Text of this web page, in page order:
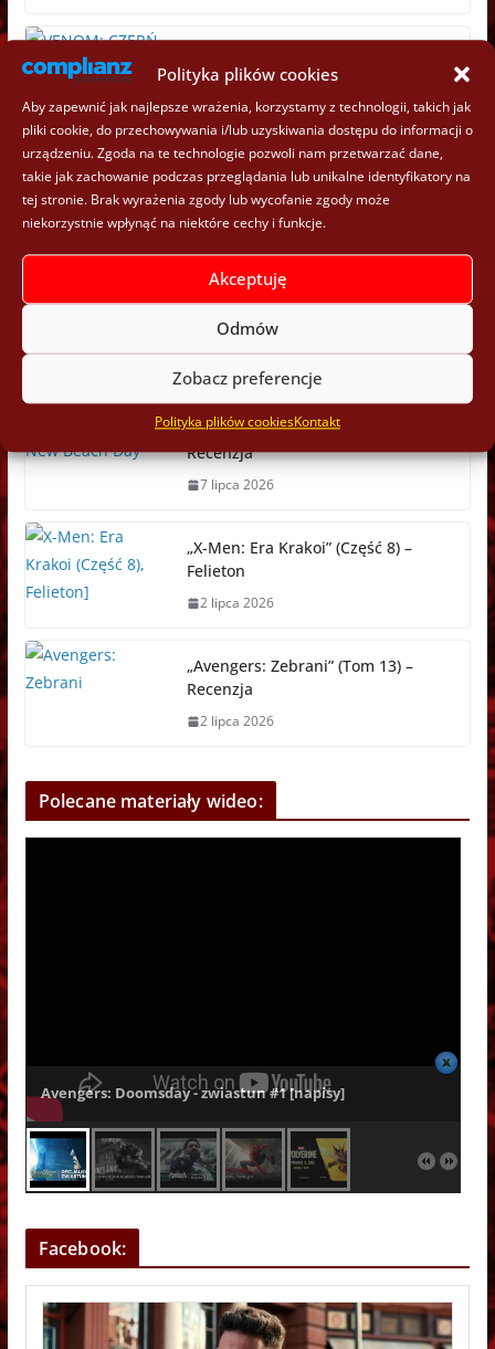
Polityka plików cookies
Aby zapewnić jak najlepsze wrażenia, korzystamy z technologii, takich jak
pliki cookie, do przechowywania i/lub uzyskiwania dostępu do informacji o
urządzeniu. Zgoda na te technologie pozwoli nam przetwarzać dane,
takie jak zachowanie podczas przeglądania lub unikalne identyfikatory na
tej stronie. Brak wyrażenia zgody lub wycofanie zgody może
niekorzystnie wpłynąć na niektóre cechy i funkcje.
Akceptuję
Odmów
Zobacz preferencje
Polityka plików cookiesKontakt
Recenzja
10 lipca 2026
„X-Men: Era Krakoi” (Część 9) –
Felieton
9 lipca 2026
„Przeznaczenie X: Wolverine” (Tom
3) – Recenzja
„Marvel Swimsuit Special: Brand
New Beach Day” #1 (2026) –
Recenzja
7 lipca 2026
„X-Men: Era Krakoi” (Część 8) –
Felieton
2 lipca 2026
„Avengers: Zebrani” (Tom 13) –
Recenzja
2 lipca 2026
Polecane materiały wideo:
Avengers: Doomsday - zwiastun #1 [napisy]
Facebook: